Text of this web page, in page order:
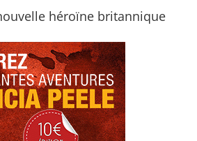
héroïne britannique